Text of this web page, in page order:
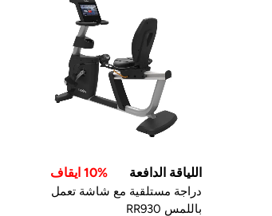
اللياقة الدافعة 10% ايقاف
دراجة مستلقية مع شاشة تعمل
باللمس RR930